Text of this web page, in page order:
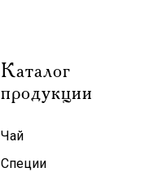
Каталог
продукции
Чай
Специи